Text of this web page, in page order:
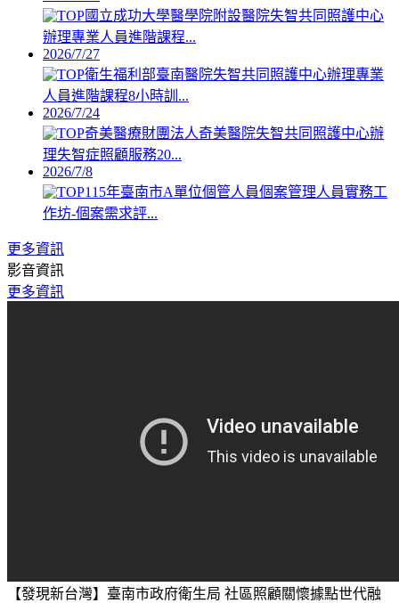
國立成功大學醫學院附設醫院失智共同照護中心
辦理專業人員進階課程...
2026/7/27
衛生福利部臺南醫院失智共同照護中心辦理專業
人員進階課程8小時訓...
2026/7/24
奇美醫療財團法人奇美醫院失智共同照護中心辦
理失智症照顧服務20...
2026/7/8
115年臺南市A單位個管人員個案管理人員實務工
作坊-個案需求評...
更多資訊
影音資訊
更多資訊
【發現新台灣】臺南市政府衛生局 社區照顧關懷據點世代融